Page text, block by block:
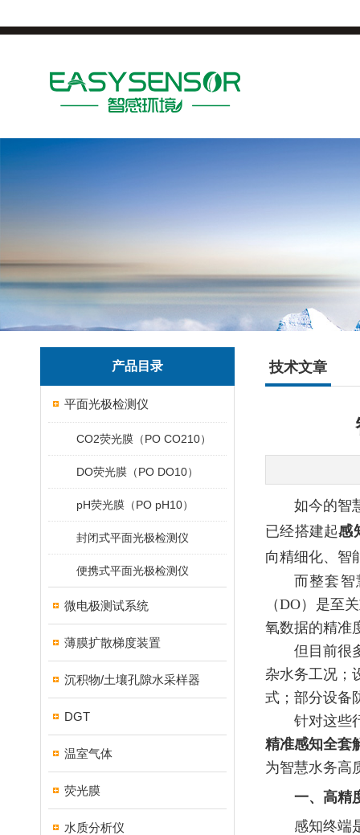
产品目录
平面光极检测仪
CO2荧光膜（PO CO210）
DO荧光膜（PO DO10）
pH荧光膜（PO pH10）
封闭式平面光极检测仪
便携式平面光极检测仪
微电极测试系统
薄膜扩散梯度装置
沉积物/土壤孔隙水采样器
DGT
温室气体
荧光膜
水质分析仪
技术文章
如今的智
已经搭建起感
向精细化、智
而整套智
（DO）是至
氧数据的精准
但目前很
杂水务工况；
式；部分设备
针对这些
精准感知全套
为智慧水务高
一、高精
感知终端